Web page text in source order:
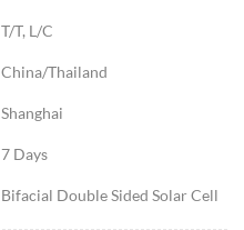
T/T, L/C
China/Thailand
Shanghai
7 Days
Bifacial Double Sided Solar Cell